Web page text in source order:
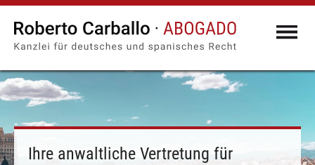
Ihre anwaltliche Vertretung für